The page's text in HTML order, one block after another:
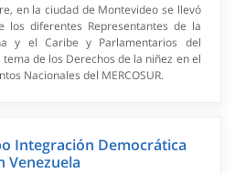
en la ciudad de Montevideo se llevó
los diferentes Representantes de la
y el Caribe y Parlamentarios del
tema de los Derechos de la niñez en el
Nacionales del MERCOSUR.
Integración Democrática
Venezuela